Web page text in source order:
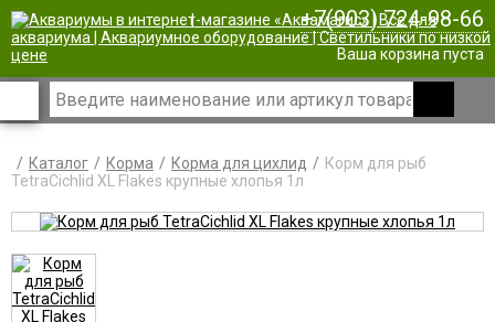
| +7(903) 724-98-66
Ваша корзина пуста
Каталог Корма Корма для цихлид
Корм для рыб
TetraCichlid XL Flakes крупные хлопья 1л